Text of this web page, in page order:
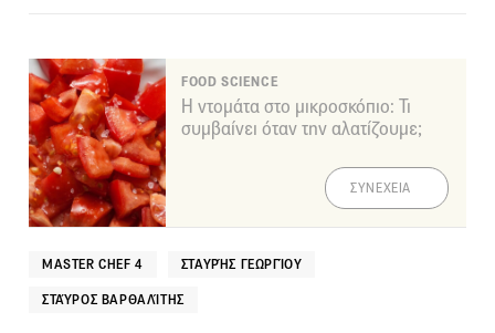
FOOD SCIENCE
Η ντομάτα στο μικροσκόπιο: Τι
συμβαίνει όταν την αλατίζουμε;
ΣΥΝΕΧΕΙΑ
MASTER CHEF 4 ΣΤΑΥΡΉΣ ΓΕΩΡΓΊΟΥ
ΣΤΑΎΡΟΣ ΒΑΡΘΑΛΊΤΗΣ